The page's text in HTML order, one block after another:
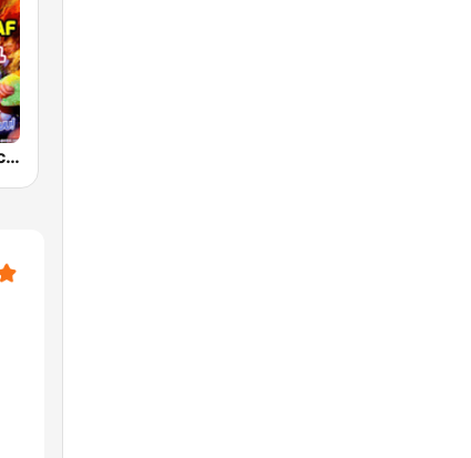
Carnaval Radio cvZAK.nl